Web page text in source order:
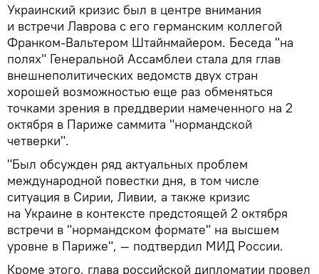
Украинский кризис был в центре внимания
и встречи Лаврова с его германским коллегой
Франком-Вальтером Штайнмайером. Беседа "на
полях" Генеральной Ассамблеи стала для глав
внешнеполитических ведомств двух стран
хорошей возможностью еще раз обменяться
точками зрения в преддверии намеченного на 2
октября в Париже саммита "нормандской
четверки".
"Был обсужден ряд актуальных проблем
международной повестки дня, в том числе
ситуация в Сирии, Ливии, а также кризис
на Украине в контексте предстоящей 2 октября
встречи в "нормандском формате" на высшем
уровне в Париже", — подтвердил МИД России.
Кроме этого, глава российской дипломатии провел